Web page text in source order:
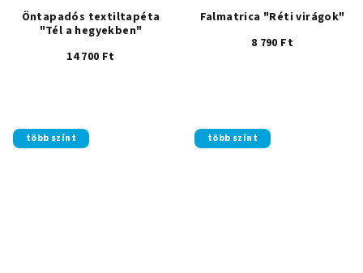
Öntapadós textiltapéta
"Tél a hegyekben"
14 700 Ft
Falmatrica "Réti virágok"
8 790 Ft
több színt több színt